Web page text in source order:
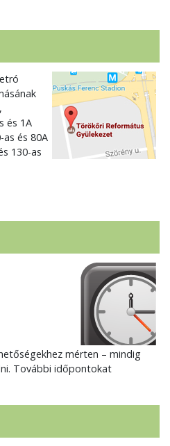
és 1A
as és 80A
130-as
mérten – mindig
További időpontokat